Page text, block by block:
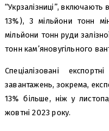
“Укрзалізниці”,
13%), 3 мільйони тонн
мільйони тонн руди
тонн кам’яновугільного
Спеціалізовані
завантажень, зокрема,
13% більше, ніж у
жовтні 2023 року.